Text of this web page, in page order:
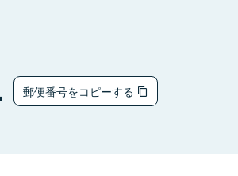
郵便番号をコピーする